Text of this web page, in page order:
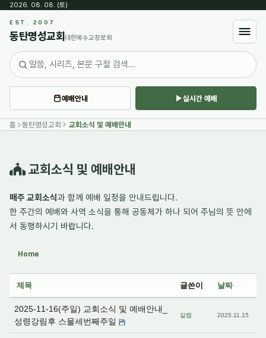
2026. 08. 08. (토) ·
EST. 2007
동탄명성교회 대한예수교장로회
예배안내 실시간 예배
홈 동탄명성교회 교회소식 및 예배안내
교회소식 및 예배안내
매주 교회소식과 함께 예배 일정을 안내드립니다.
한 주간의 예배와 사역 소식을 통해 공동체가 하나 되어 주님의 뜻 안에
서 동행하시기 바랍니다.
Home
제목 글쓴이 날짜
2025-11-16(주일) 교회소식 및 예배안내_
성령강림후 스물세번째주일
갈렙 2025.11.15
Sketchbook5, 스케치북5
Sketchbook5, 스케치북5